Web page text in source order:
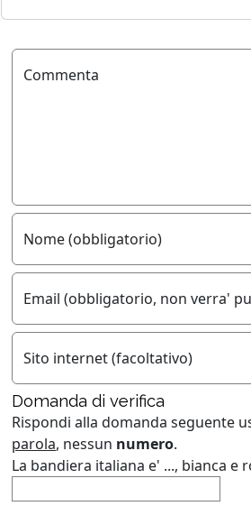
Commenta
Nome (obbligatorio)
Email (obbligatorio, non verra'
Sito internet (facoltativo)
Domanda di verifica
Rispondi alla domanda seguente
parola, nessun numero.
La bandiera italiana e' ..., bianca e